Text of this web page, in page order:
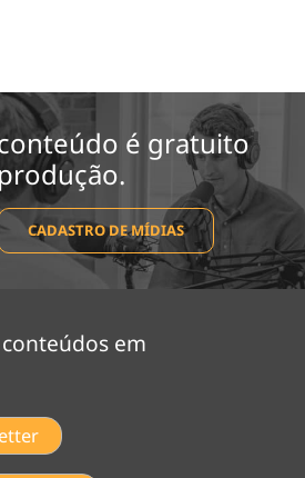
é gratuito
CADASTRO DE MÍDIAS
em